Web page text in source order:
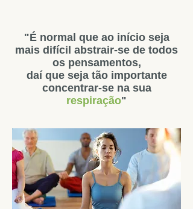
"É normal que ao início seja
mais difícil abstrair-se de todos
os pensamentos,
daí que seja tão importante
concentrar-se na sua
respiração"